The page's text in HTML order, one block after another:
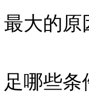
最大的原
足哪些条